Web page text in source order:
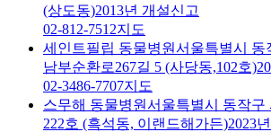
(상도동)2013년 개설신고
02-812-7512지도
세인트필립 동물병원서울특별시 동
남부순환로267길 5 (사당동,102호)
02-3486-7707지도
스무해 동물병원서울특별시 동작구
222호 (흑석동, 이랜드해가든)2023